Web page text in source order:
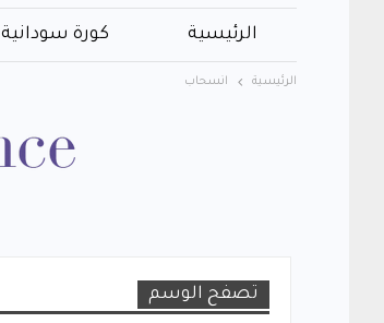
الرئيسية كورة سودانية
الرئيسية انسحاب
تصفح الوسم